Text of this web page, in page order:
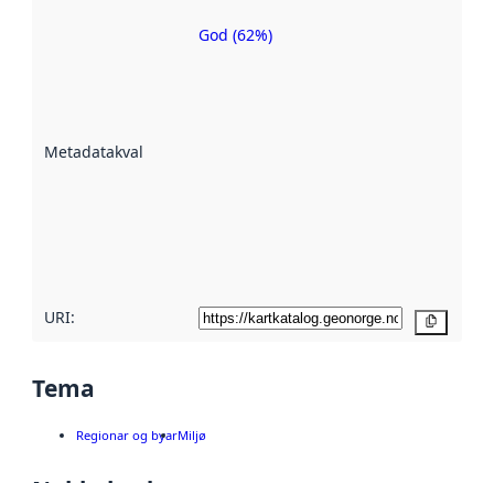
Metadatakvalitet
Metadatakvalitet
God (62%)
URI:
Tema
Regionar og byarMiljø